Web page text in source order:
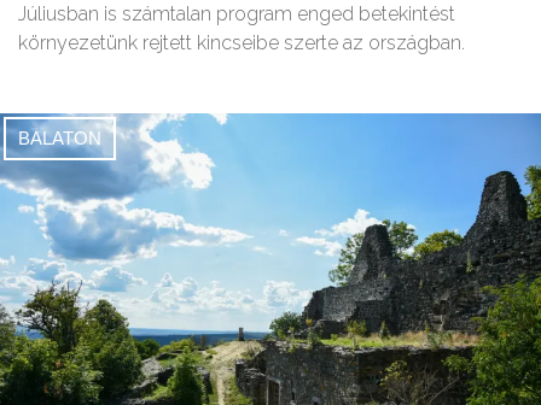
Júliusban is számtalan program enged betekintést
környezetünk rejtett kincseibe szerte az országban.
BALATON